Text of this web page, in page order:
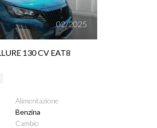
02/2025
130 CV EAT8
Alimentazione
Benzina
Cambio